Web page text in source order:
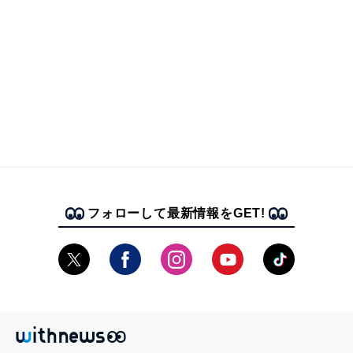
フォローして最新情報をGET!